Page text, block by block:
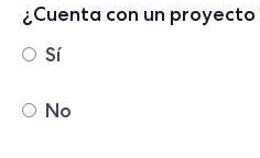
¿Cuenta con un
Sí
No